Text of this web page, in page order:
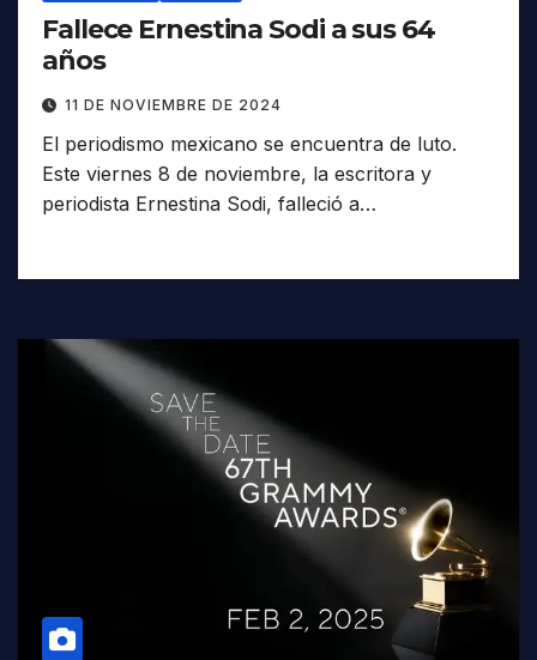
Fallece Ernestina Sodi a sus 64
años
11 DE NOVIEMBRE DE 2024
El periodismo mexicano se encuentra de luto.
Este viernes 8 de noviembre, la escritora y
periodista Ernestina Sodi, falleció a…